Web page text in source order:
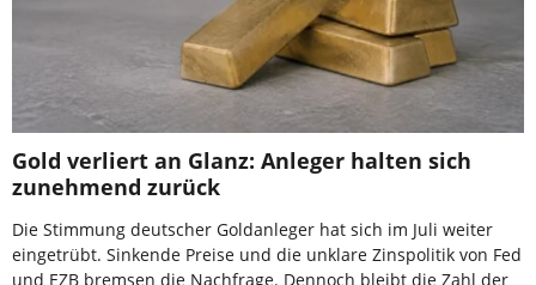
Gold verliert an Glanz: Anleger halten sich
zunehmend zurück
Die Stimmung deutscher Goldanleger hat sich im Juli weiter
eingetrübt. Sinkende Preise und die unklare Zinspolitik von Fed
und EZB bremsen die Nachfrage. Dennoch bleibt die Zahl der